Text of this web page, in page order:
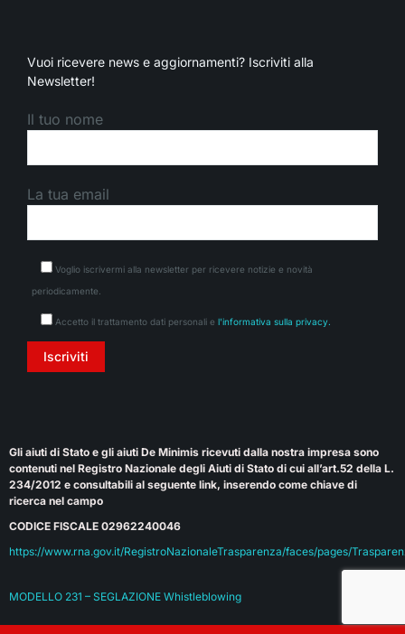
Vuoi ricevere news e aggiornamenti? Iscriviti alla
Newsletter!
Il tuo nome
La tua email
Voglio iscrivermi alla newsletter per ricevere notizie e novità
periodicamente.
Accetto il trattamento dati personali e l'informativa sulla privacy.
Gli aiuti di Stato e gli aiuti De Minimis ricevuti dalla nostra impresa sono
contenuti nel Registro Nazionale degli Aiuti di Stato di cui all’art.52 della L.
234/2012 e consultabili al seguente link, inserendo come chiave di
ricerca nel campo
CODICE FISCALE 02962240046
https://www.rna.gov.it/RegistroNazionaleTrasparenza/faces/pages/
MODELLO 231 – SEGLAZIONE Whistleblowing